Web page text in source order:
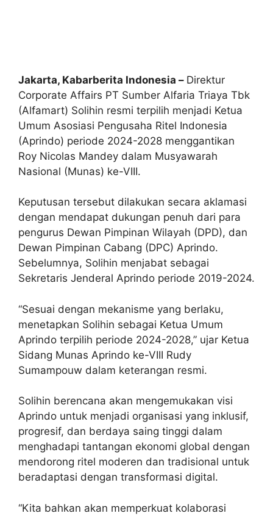
Jakarta, Kabarberita Indonesia – Direktur
Corporate Affairs PT Sumber Alfaria Triaya Tbk
(Alfamart) Solihin resmi terpilih menjadi Ketua
Umum Asosiasi Pengusaha Ritel Indonesia
(Aprindo) periode 2024-2028 menggantikan
Roy Nicolas Mandey dalam Musyawarah
Nasional (Munas) ke-VIII.
Keputusan tersebut dilakukan secara aklamasi
dengan mendapat dukungan penuh dari para
pengurus Dewan Pimpinan Wilayah (DPD), dan
Dewan Pimpinan Cabang (DPC) Aprindo.
Sebelumnya, Solihin menjabat sebagai
Sekretaris Jenderal Aprindo periode 2019-2024.
“Sesuai dengan mekanisme yang berlaku,
menetapkan Solihin sebagai Ketua Umum
Aprindo terpilih periode 2024-2028,” ujar Ketua
Sidang Munas Aprindo ke-VIII Rudy
Sumampouw dalam keterangan resmi.
Solihin berencana akan mengemukakan visi
Aprindo untuk menjadi organisasi yang inklusif,
progresif, dan berdaya saing tinggi dalam
menghadapi tantangan ekonomi global dengan
mendorong ritel moderen dan tradisional untuk
beradaptasi dengan transformasi digital.
“Kita bahkan akan memperkuat kolaborasi